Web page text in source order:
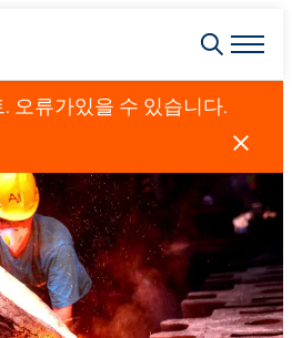
오류가있을 수 있습니다.